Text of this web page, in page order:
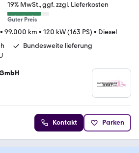
19% MwSt. ggf. zzgl. Lieferkosten
Guter Preis
• 99.000 km • 120 kW (163 PS) • Diesel
Bundesweite lieferung
Kontakt Parken